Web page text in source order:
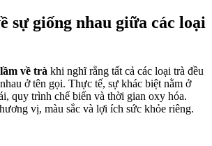
sự giống nhau giữa các loại
về trà khi nghĩ rằng tất cả các loại trà đều
ở tên gọi. Thực tế, sự khác biệt nằm ở
quy trình chế biến và thời gian oxy hóa.
vị, màu sắc và lợi ích sức khỏe riêng.